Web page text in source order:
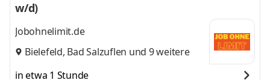
w/d)
Jobohnelimit.de
Bielefeld, Bad Salzuflen und 9 weitere
in etwa 1 Stunde